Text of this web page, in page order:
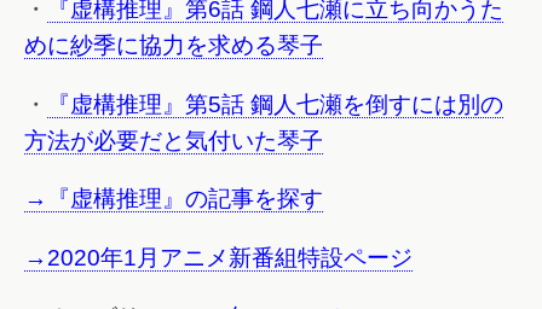
・
『虚構推理』第6話 鋼人七瀬に立ち向かうた
めに紗季に協力を求める琴子
・
『虚構推理』第5話 鋼人七瀬を倒すには別の
方法が必要だと気付いた琴子
→『虚構推理』の記事を探す
→2020年1月アニメ新番組特設ページ